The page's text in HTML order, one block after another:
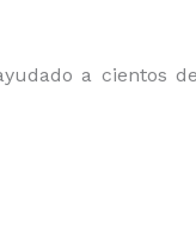
a cientos